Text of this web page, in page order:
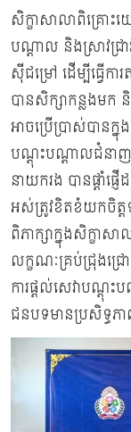
សិក្ខាសាលាពិគ្រោ
បណ្ដាល និងស្រាវជ្
ស៊ីជម្រៅ ដើម្បីធ្វើក
បានសិក្សាកន្លងមក
អាចប្រើប្រាស់បានក្
បណ្ដុះបណ្ដាលជំនា
នាយករង បានផ្តាំផ្
អស់ត្រូវខិតខំយកចិត្ត
ពិភាក្សាក្នុងសិក្ខាស
លក្ខណៈគ្រប់ជ្រុងជ្រ
ការផ្តល់សេវាបណ្តុ
ជនបទមានប្រសិទ្ធភ